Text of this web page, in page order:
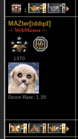
1 2 1
MAZter[iddqd]
-= WebMaster =-
1370
Doom Rate: 1.35
1 1 1